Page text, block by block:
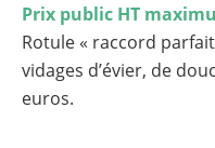
Prix public HT
Rotule « raccord
vidages d’évier, de
euros.